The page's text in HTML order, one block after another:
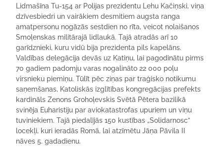
Lidmašīna Tu-154 ar Polijas prezidentu Lehu Kačiņski, viņa
dzīvesbiedri un vairākiem desmitiem augsta ranga
amatpersonu nogāzās sestdien no rīta, veicot nolaišanos
Smoļenskas militārajā lidlaukā. Tajā atradās arī 10
garīdznieki, kuru vidū bija prezidenta pils kapelāns.
Valdības delegācija devās uz Katiņu, lai pagodinātu pirms
70 gadiem padomju varas nogalināto 22 000 poļu
virsnieku piemiņu. Tūlīt pēc ziņas par traģisko notikumu
saņemšanas, Katoliskās izglītības kongregācijas prefekts
kardināls Zenons Grohoļevskis Svētā Pētera bazilikā
svinēja Euharistiju par aviokatastrofas upuriem un viņu
tuviniekiem. Tajā piedalījās 150 kustības „Solidarnosc”
locekļi, kuri ieradās Romā, lai atzīmētu Jāņa Pāvila II
nāves 5. gadadienu.